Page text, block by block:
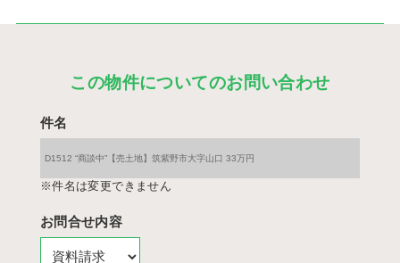
この物件についてのお問い合わせ
件名
※件名は変更できません
お問合せ内容